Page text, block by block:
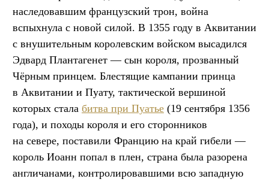
наследовавшим французский трон, война
вспыхнула с новой силой. В 1355 году в Аквитании
с внушительным королевским войском высадился
Эдвард Плантагенет — сын короля, прозванный
Чёрным принцем. Блестящие кампании принца
в Аквитании и Пуату, тактической вершиной
которых стала битва при Пуатье (19 сентября 1356
года), и походы короля и его сторонников
на севере, поставили Францию на край гибели —
король Иоанн попал в плен, страна была разорена
англичанами, контролировавшими всю западную